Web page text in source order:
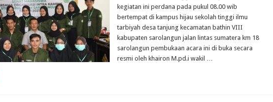
kegiatan ini perdana pada pukul 08.00 wib
bertempat di kampus hijau sekolah tinggi ilmu
tarbiyah desa tanjung kecamatan bathin VIII
kabupaten sarolangun jalan lintas sumatera km 18
sarolangun pembukaan acara ini di buka secara
resmi oleh khairon M.pd.i wakil …